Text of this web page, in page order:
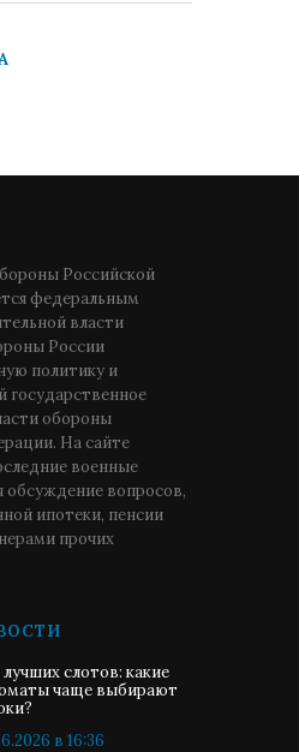
Российской
федеральным
власти
России
политику и
обороны
На сайте
военные
обсуждение вопросов,
ипотеки, пенсии
прочих
слотов: какие
чаще выбирают
в 16:36